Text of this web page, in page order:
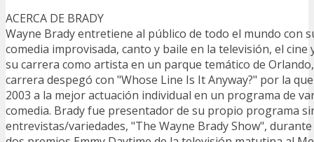
ACERCA DE BRADY
Wayne Brady entretiene al público de todo el mundo con
comedia improvisada, canto y baile en la televisión, el cine
su carrera como artista en un parque temático de
carrera despegó con "Whose Line Is It Anyway?" por la
2003 a la mejor actuación individual en un programa de
comedia. Brady fue presentador de su propio programa
entrevistas/variedades, "The Wayne Brady Show",